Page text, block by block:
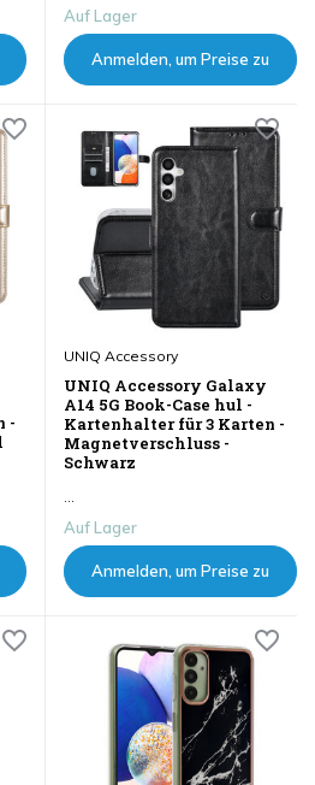
Auf Lager
Anmelden, um Preise zu
-
UNIQ Accessory
UNIQ Accessory Galaxy
A14 5G Book-Case hul -
Kartenhalter für 3 Karten -
Magnetverschluss -
Schwarz
Auf Lager
Anmelden, um Preise zu